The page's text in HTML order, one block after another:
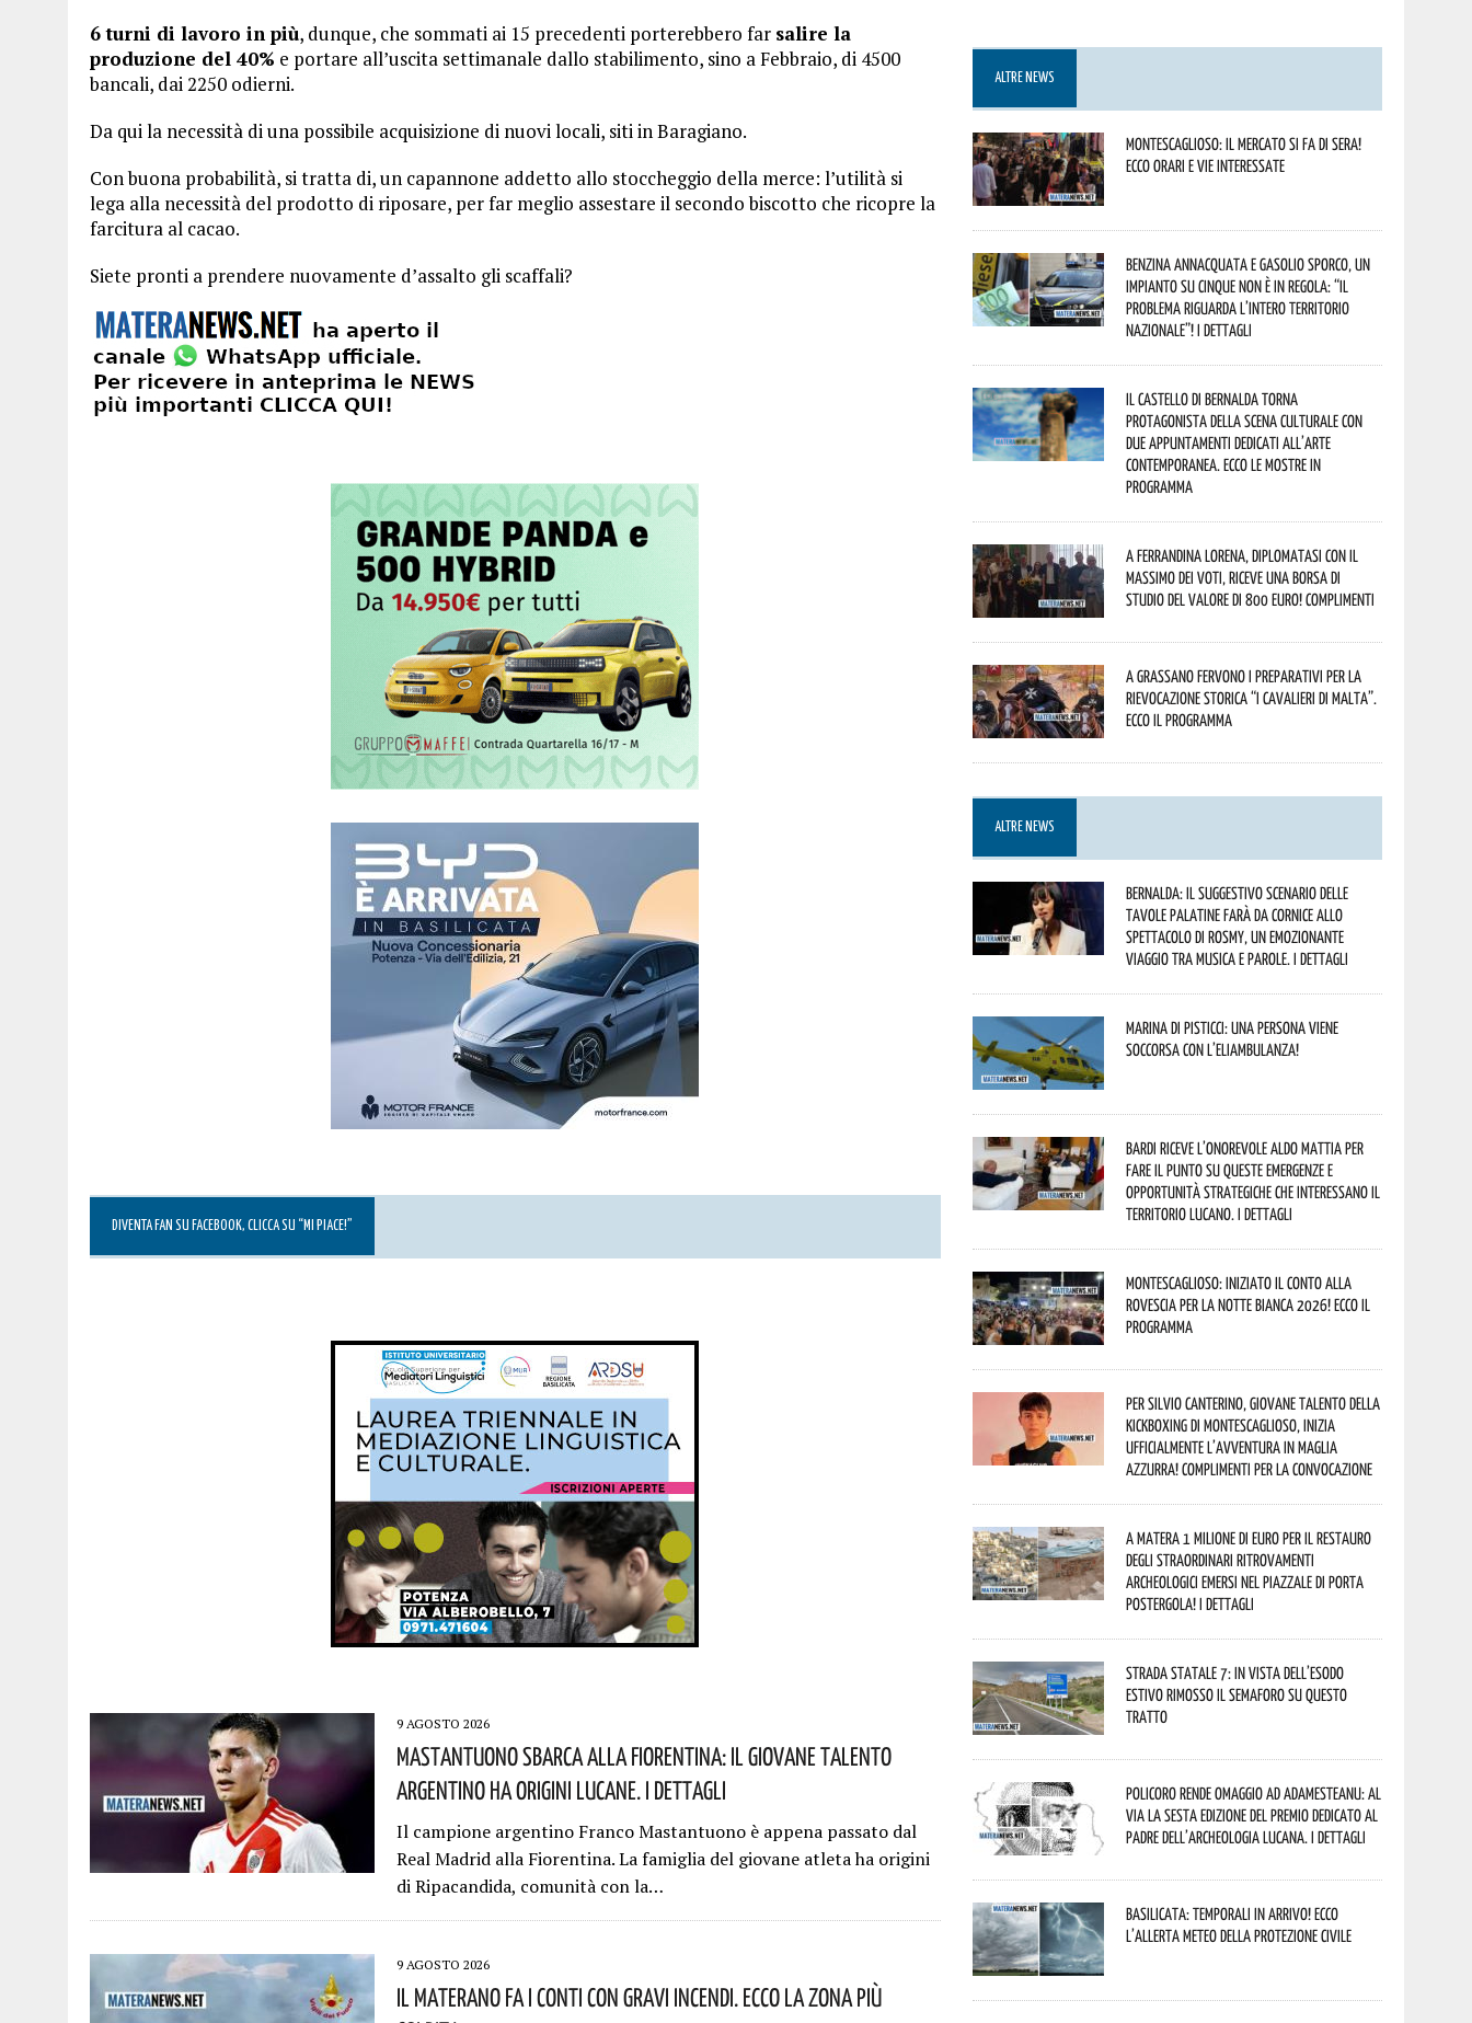
6 turni di lavoro in più, dunque, che sommati ai 15 precedenti porterebbero far salire la
produzione del 40% e portare all’uscita settimanale dallo stabilimento, sino a Febbraio, di 4500
bancali, dai 2250 odierni.
Da qui la necessità di una possibile acquisizione di nuovi locali, siti in Baragiano.
Con buona probabilità, si tratta di, un capannone addetto allo stoccheggio della merce: l’utilità si
lega alla necessità del prodotto di riposare, per far meglio assestare il secondo biscotto che ricopre la
farcitura al cacao.
Siete pronti a prendere nuovamente d’assalto gli scaffali?
DIVENTA FAN SU FACEBOOK, CLICCA SU “MI PIACE!”
9 AGOSTO 2026
Mastantuono Sbarca Alla Fiorentina: Il Giovane Talento
Argentino Ha Origini Lucane. I Dettagli
Il campione argentino Franco Mastantuono è appena passato dal
Real Madrid alla Fiorentina. La famiglia del giovane atleta ha origini
di Ripacandida, comunità con la…
9 AGOSTO 2026
Il Materano Fa I Conti Con Gravi Incendi. Ecco La Zona Più
ALTRE NEWS
Montescaglioso: il mercato si fa di sera!
Ecco orari e vie interessate
Benzina annacquata e gasolio sporco, un
impianto su cinque non è in regola: “il
problema riguarda l’intero territorio
Nazionale”! I dettagli
Il Castello di Bernalda torna
protagonista della scena culturale con
due appuntamenti dedicati all’arte
contemporanea. Ecco le mostre in
programma
A Ferrandina Lorena, diplomatasi con il
massimo dei voti, riceve una borsa di
studio del valore di 800 euro! Complimenti
A Grassano fervono i preparativi per la
Rievocazione Storica “I CAVALIERI DI MALTA”.
Ecco il programma
ALTRE NEWS
Bernalda: il suggestivo scenario delle
Tavole Palatine farà da cornice allo
spettacolo di Rosmy, un emozionante
viaggio tra musica e parole. I dettagli
Marina di Pisticci: una persona viene
soccorsa con l’eliambulanza!
Bardi riceve l’onorevole Aldo Mattia per
fare il punto su queste emergenze e
opportunità strategiche che interessano il
territorio lucano. I dettagli
Montescaglioso: iniziato il conto alla
rovescia per la Notte Bianca 2026! Ecco il
programma
Per Silvio Canterino, giovane talento della
kickboxing di Montescaglioso, inizia
ufficialmente l’avventura in maglia
azzurra! Complimenti per la convocazione
A Matera 1 milione di euro per il restauro
degli straordinari ritrovamenti
archeologici emersi nel piazzale di Porta
Postergola! I dettagli
Strada statale 7: in vista dell’esodo
estivo rimosso il semaforo su questo
tratto
Policoro rende omaggio ad Adamesteanu: al
via la sesta edizione del Premio dedicato al
padre dell’archeologia lucana. I dettagli
Basilicata: temporali in arrivo! Ecco
l’allerta meteo della Protezione civile